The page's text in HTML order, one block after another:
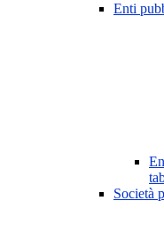
Enti
Società